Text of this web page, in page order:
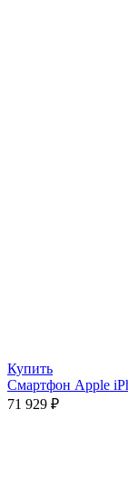
Купить
Смартфон Apple
71 929 ₽